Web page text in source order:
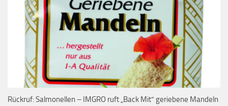
Rückruf: Salmonellen – IMGRO ruft „Back Mit“ geriebene Mandeln